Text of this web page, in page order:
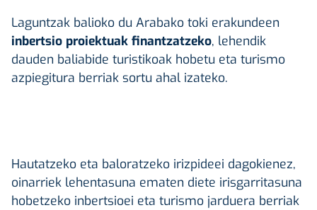
Laguntzak balioko du Arabako toki erakundeen
inbertsio proiektuak finantzatzeko, lehendik
dauden baliabide turistikoak hobetu eta turismo
azpiegitura berriak sortu ahal izateko.
Hautatzeko eta baloratzeko irizpideei dagokienez,
oinarriek lehentasuna ematen diete irisgarritasuna
hobetzeko inbertsioei eta turismo jarduera berriak